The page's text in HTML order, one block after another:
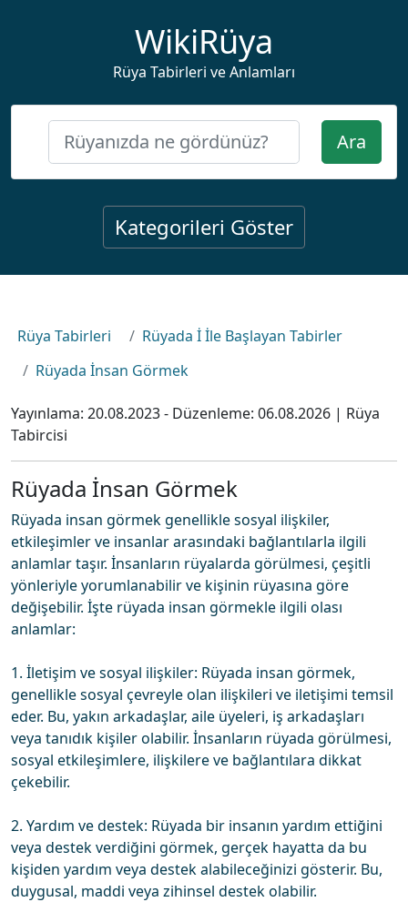
WikiRüya
Rüya Tabirleri ve Anlamları
Ara
Kategorileri Göster
Rüya Tabirleri
Rüyada İ İle Başlayan Tabirler
Rüyada İnsan Görmek
Yayınlama: 20.08.2023- Düzenleme: 06.08.2026 | Rüya
Tabircisi
Rüyada İnsan Görmek
Rüyada insan görmek genellikle sosyal ilişkiler,
etkileşimler ve insanlar arasındaki bağlantılarla ilgili
anlamlar taşır. İnsanların rüyalarda görülmesi, çeşitli
yönleriyle yorumlanabilir ve kişinin rüyasına göre
değişebilir. İşte rüyada insan görmekle ilgili olası
anlamlar:
1. İletişim ve sosyal ilişkiler: Rüyada insan görmek,
genellikle sosyal çevreyle olan ilişkileri ve iletişimi temsil
eder. Bu, yakın arkadaşlar, aile üyeleri, iş arkadaşları
veya tanıdık kişiler olabilir. İnsanların rüyada görülmesi,
sosyal etkileşimlere, ilişkilere ve bağlantılara dikkat
çekebilir.
2. Yardım ve destek: Rüyada bir insanın yardım ettiğini
veya destek verdiğini görmek, gerçek hayatta da bu
kişiden yardım veya destek alabileceğinizi gösterir. Bu,
duygusal, maddi veya zihinsel destek olabilir.